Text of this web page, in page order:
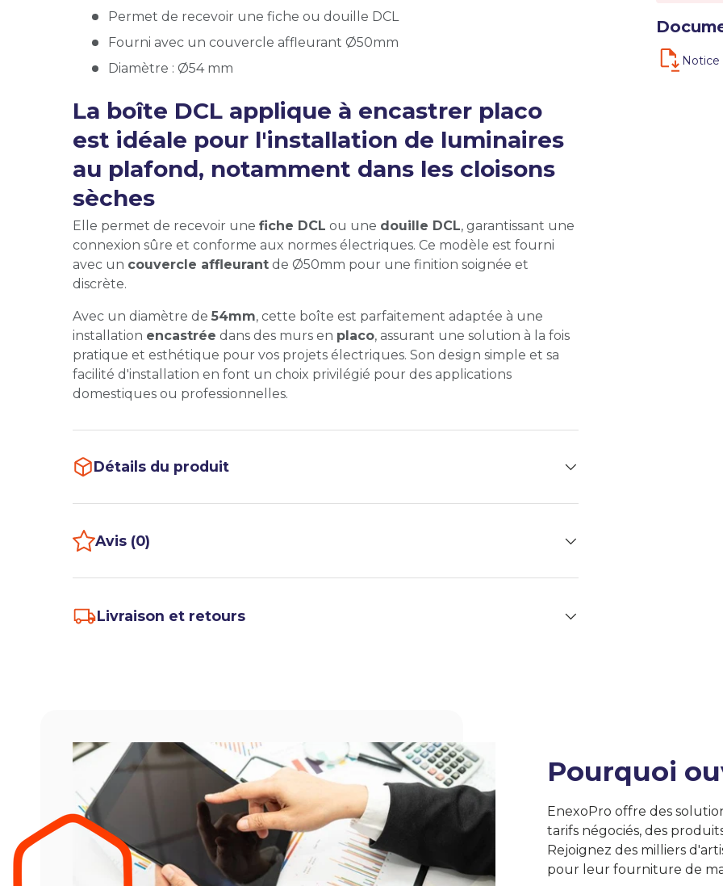
Permet de recevoir une fiche ou douille DCL
Fourni avec un couvercle affleurant Ø50mm
Diamètre : Ø54 mm
La boîte DCL applique à encastrer placo
est idéale pour l'installation de luminaires
au plafond, notamment dans les cloisons
sèches
Elle permet de recevoir une fiche DCL ou une douille DCL, garantissant une
connexion sûre et conforme aux normes électriques. Ce modèle est fourni
avec un couvercle affleurant de Ø50mm pour une finition soignée et
discrète.
Avec un diamètre de 54mm, cette boîte est parfaitement adaptée à une
installation encastrée dans des murs en placo, assurant une solution à la fois
pratique et esthétique pour vos projets électriques. Son design simple et sa
facilité d'installation en font un choix privilégié pour des applications
domestiques ou professionnelles.
Détails du produit
Avis (0)
Livraison et retours
Pourquoi
EnexoPro offre des
tarifs négociés, des
Rejoignez des milliers
pour leur fourniture de